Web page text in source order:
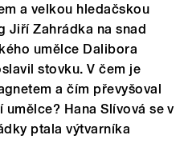
a velkou hledačskou
Jiří Zahrádka na snad
umělce Dalibora
stovku. V čem je
a čím převyšoval
Hana Slívová se v
ptala výtvarníka